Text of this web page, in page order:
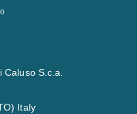
Caluso S.c.a.
Italy